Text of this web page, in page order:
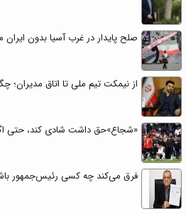
صلح پایدار در غرب آسیا بدون
از نیمکت تیم ملی تا اتاق
«شجاع»حق داشت شادی کند، حتی
فرق می‌کند چه کسی رئیس‌جمهور